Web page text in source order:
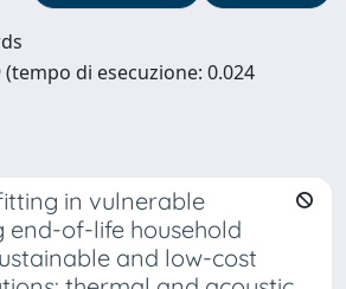
(tempo di esecuzione: 0.024
in vulnerable
end-of-life household
and low-cost